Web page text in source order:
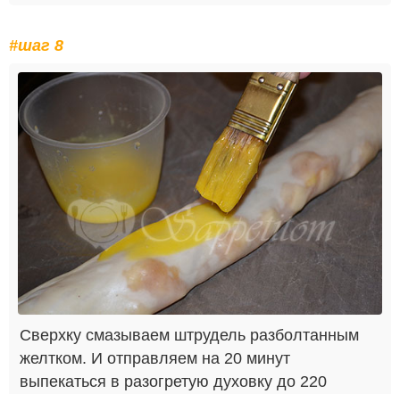
#шаг 8
Сверхку смазываем штрудель разболтанным
желтком. И отправляем на 20 минут
выпекаться в разогретую духовку до 220